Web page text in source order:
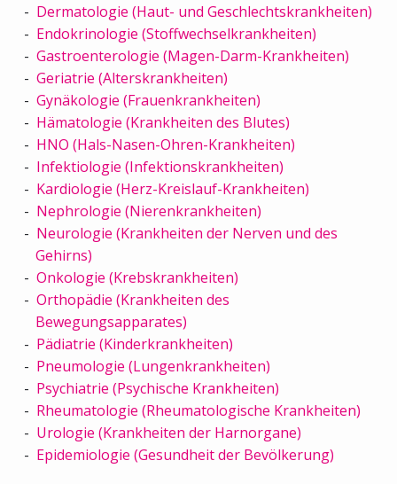
Dermatologie (Haut- und Geschlechtskrankheiten)
Endokrinologie (Stoffwechselkrankheiten)
Gastroenterologie (Magen-Darm-Krankheiten)
Geriatrie (Alterskrankheiten)
Gynäkologie (Frauenkrankheiten)
Hämatologie (Krankheiten des Blutes)
HNO (Hals-Nasen-Ohren-Krankheiten)
Infektiologie (Infektionskrankheiten)
Kardiologie (Herz-Kreislauf-Krankheiten)
Nephrologie (Nierenkrankheiten)
Neurologie (Krankheiten der Nerven und des
Gehirns)
Onkologie (Krebskrankheiten)
Orthopädie (Krankheiten des
Bewegungsapparates)
Pädiatrie (Kinderkrankheiten)
Pneumologie (Lungenkrankheiten)
Psychiatrie (Psychische Krankheiten)
Rheumatologie (Rheumatologische Krankheiten)
Urologie (Krankheiten der Harnorgane)
Epidemiologie (Gesundheit der Bevölkerung)